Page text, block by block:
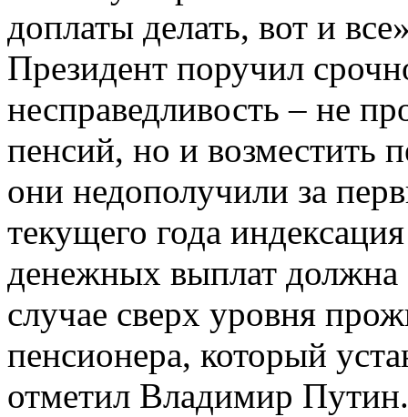
доплаты делать, вот и
Президент поручил
несправедливость – не
пенсий, но и возместить
они недополучили за
текущего года
денежных выплат должна
случае сверх уровня
пенсионера, который
отметил Владимир Путин.